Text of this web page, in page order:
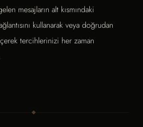
mesajların alt kısmındaki
kullanarak veya doğrudan
tercihlerinizi her zaman